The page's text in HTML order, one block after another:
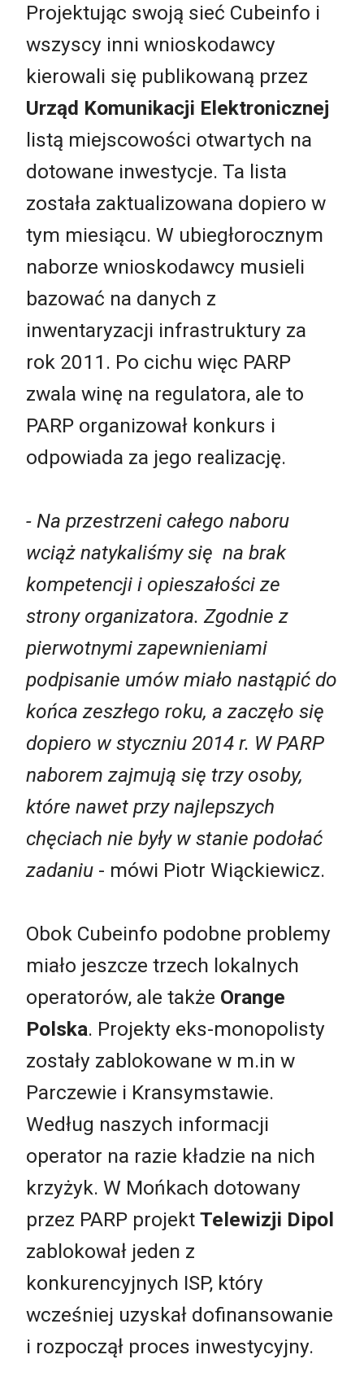
Projektując swoją sieć Cubeinfo i
wszyscy inni wnioskodawcy
kierowali się publikowaną przez
Urząd Komunikacji Elektronicznej
listą miejscowości otwartych na
dotowane inwestycje. Ta lista
została zaktualizowana dopiero w
tym miesiącu. W ubiegłorocznym
naborze wnioskodawcy musieli
bazować na danych z
inwentaryzacji infrastruktury za
rok 2011. Po cichu więc PARP
zwala winę na regulatora, ale to
PARP organizował konkurs i
odpowiada za jego realizację.
- Na przestrzeni całego naboru
wciąż natykaliśmy się na brak
kompetencji i opieszałości ze
strony organizatora. Zgodnie z
pierwotnymi zapewnieniami
podpisanie umów miało nastąpić do
końca zeszłego roku, a zaczęło się
dopiero w styczniu 2014 r. W PARP
naborem zajmują się trzy osoby,
które nawet przy najlepszych
chęciach nie były w stanie podołać
zadaniu - mówi Piotr Wiąckiewicz.
Obok Cubeinfo podobne problemy
miało jeszcze trzech lokalnych
operatorów, ale także Orange
Polska. Projekty eks-monopolisty
zostały zablokowane w m.in w
Parczewie i Kransymstawie.
Według naszych informacji
operator na razie kładzie na nich
krzyżyk. W Mońkach dotowany
przez PARP projekt Telewizji Dipol
zablokował jeden z
konkurencyjnych ISP, który
wcześniej uzyskał dofinansowanie
i rozpoczął proces inwestycyjny.